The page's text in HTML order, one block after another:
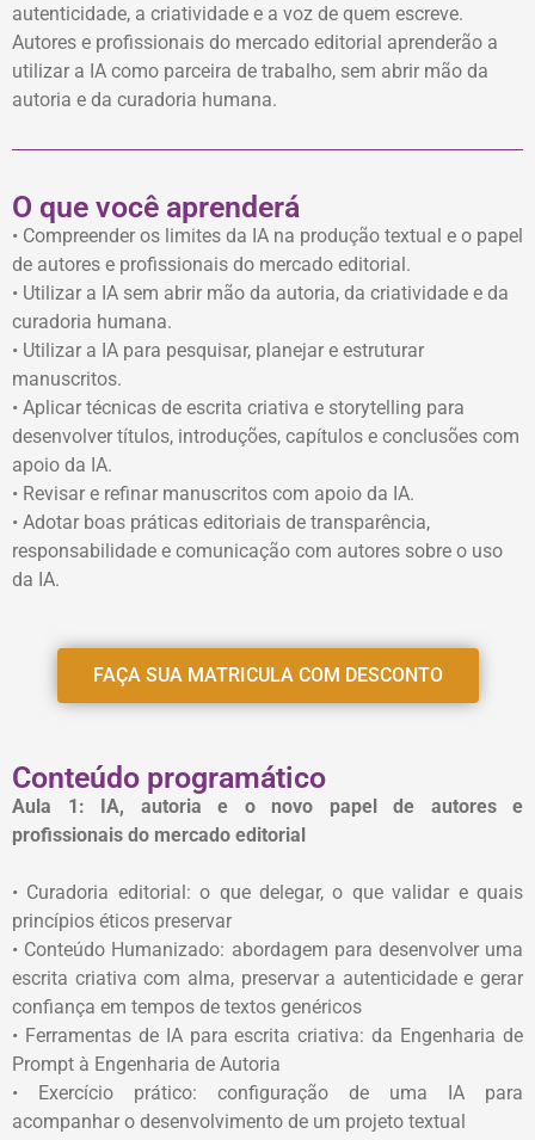
autenticidade, a criatividade e a voz de quem escreve.
Autores e profissionais do mercado editorial aprenderão a
utilizar a IA como parceira de trabalho, sem abrir mão da
autoria e da curadoria humana.
O que você aprenderá
• Compreender os limites da IA na produção textual e o papel
de autores e profissionais do mercado editorial.
• Utilizar a IA sem abrir mão da autoria, da criatividade e da
curadoria humana.
• Utilizar a IA para pesquisar, planejar e estruturar
manuscritos.
• Aplicar técnicas de escrita criativa e storytelling para
desenvolver títulos, introduções, capítulos e conclusões com
apoio da IA.
• Revisar e refinar manuscritos com apoio da IA.
• Adotar boas práticas editoriais de transparência,
responsabilidade e comunicação com autores sobre o uso
da IA.
FAÇA SUA MATRICULA COM DESCONTO
Conteúdo programático
Aula 1: IA, autoria e o novo papel de autores e
profissionais do mercado editorial
• Curadoria editorial: o que delegar, o que validar e quais
princípios éticos preservar
• Conteúdo Humanizado: abordagem para desenvolver uma
escrita criativa com alma, preservar a autenticidade e gerar
confiança em tempos de textos genéricos
• Ferramentas de IA para escrita criativa: da Engenharia de
Prompt à Engenharia de Autoria
• Exercício prático: configuração de uma IA para
acompanhar o desenvolvimento de um projeto textual